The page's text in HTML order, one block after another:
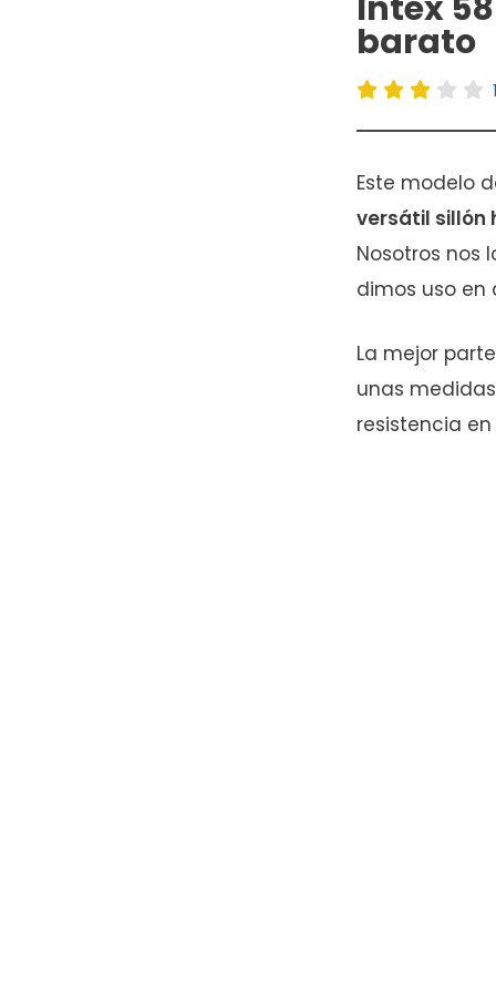
barato
Este modelo
versátil sillón
Nosotros nos
dimos uso
La mejor
unas
resistencia